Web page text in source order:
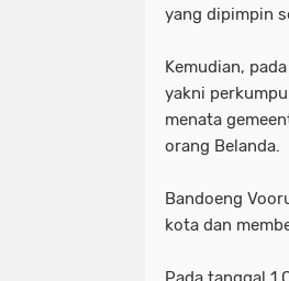
yang dipimpin
Kemudian,
yakni
menata
orang Belanda.
Bandoeng
kota dan